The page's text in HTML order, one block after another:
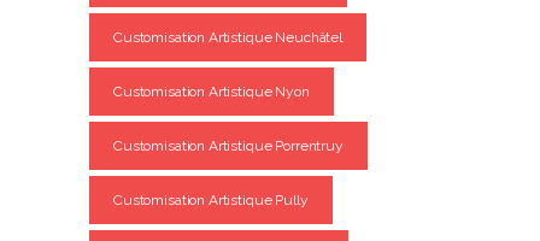
Customisation Artistique Neuchâtel
Customisation Artistique Nyon
Customisation Artistique Porrentruy
Customisation Artistique Pully